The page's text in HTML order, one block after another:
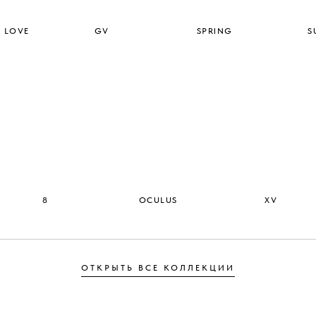
LOVE GV SPRING
8 OCULUS XV
ОТКРЫТЬ ВСЕ КОЛЛЕКЦИИ